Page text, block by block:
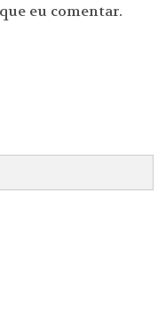
eu comentar.